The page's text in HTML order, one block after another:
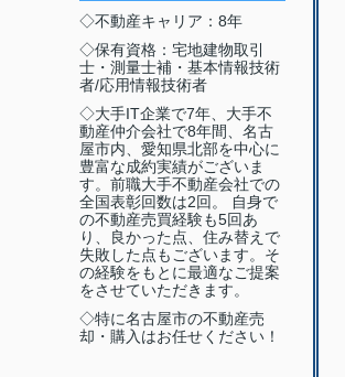
◇不動産キャリア：8年
◇保有資格：宅地建物取引
士・測量士補・基本情報技術
者/応用情報技術者
◇大手IT企業で7年、大手不
動産仲介会社で8年間、名古
屋市内、愛知県北部を中心に
豊富な成約実績がございま
す。前職大手不動産会社での
全国表彰回数は2回。 自身で
の不動産売買経験も5回あ
り、良かった点、住み替えで
失敗した点もございます。そ
の経験をもとに最適なご提案
をさせていただきます。
◇特に名古屋市の不動産売
却・購入はお任せください！